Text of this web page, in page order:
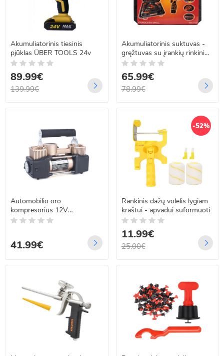
Akumuliatorinis tiesinis
pjūklas ÜBER TOOLS 24v
89.99€
139.99€
Akumuliatorinis suktuvas -
gręžtuvas su įrankių rinkiniu
44 dalių MEISTER MS-733
65.99€
78.99€
Automobilio oro
kompresorius 12V
CHAMPION CP-1015
41.99€
-52%
Rankinis dažų volelis lygiam
kraštui - apvadui suformuoti
11.99€
25.00€